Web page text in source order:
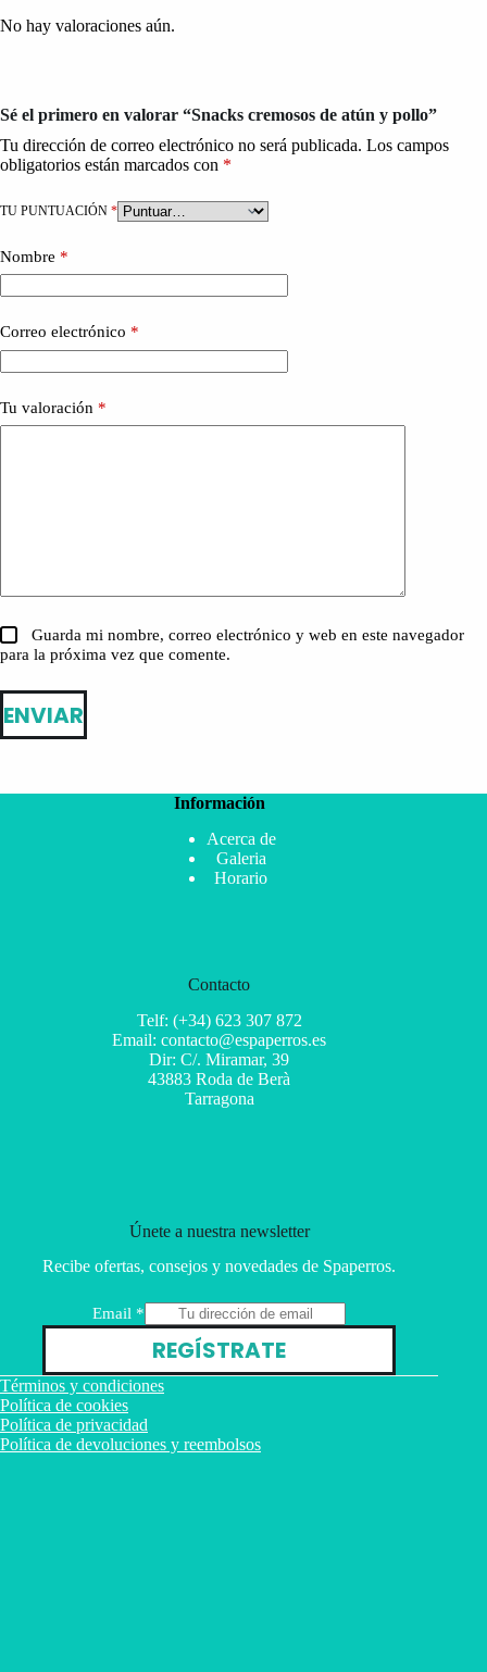
No hay valoraciones aún.
Sé el primero en valorar “Snacks cremosos de atún y pollo”
Tu dirección de correo electrónico no será publicada. Los campos
obligatorios están marcados con *
TU PUNTUACIÓN *
Nombre *
Correo electrónico *
Tu valoración *
Guarda mi nombre, correo electrónico y web en este navegador
para la próxima vez que comente.
ENVIAR
Información
Acerca de
Galeria
Horario
Contacto
Telf: (+34) 623 307 872
Email: contacto@espaperros.es
Dir: C/. Miramar, 39
43883 Roda de Berà
Tarragona
Únete a nuestra newsletter
Recibe ofertas, consejos y novedades de Spaperros.
m
i
l
Email *
REGÍSTRATE
Términos y condiciones
Política de cookies
Política de privacidad
Política de devoluciones y reembolsos